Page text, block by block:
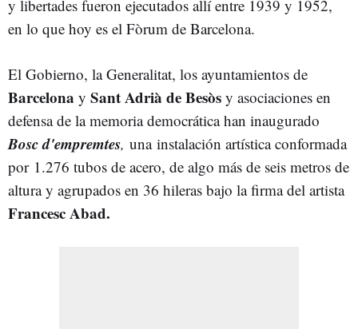
y libertades fueron ejecutados allí entre 1939 y 1952,
en lo que hoy es el Fòrum de Barcelona.
El Gobierno, la Generalitat, los ayuntamientos de
Barcelona y Sant Adrià de Besòs y asociaciones en
defensa de la memoria democrática han inaugurado
Bosc d'empremtes, una instalación artística conformada
por 1.276 tubos de acero, de algo más de seis metros de
altura y agrupados en 36 hileras bajo la firma del artista
Francesc Abad.